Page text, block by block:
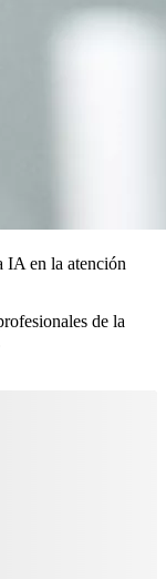
IA en la atención
de la